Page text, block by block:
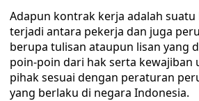
Adapun kontrak kerja adalah suatu
terjadi antara pekerja dan juga
berupa tulisan ataupun lisan yang
poin-poin dari hak serta kewajiban
pihak sesuai dengan peraturan
yang berlaku di negara Indonesia.